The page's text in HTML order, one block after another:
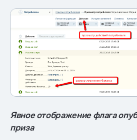
Явное отображение флага
приза